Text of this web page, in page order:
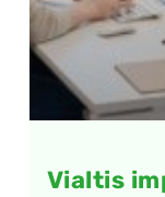
Vialtis